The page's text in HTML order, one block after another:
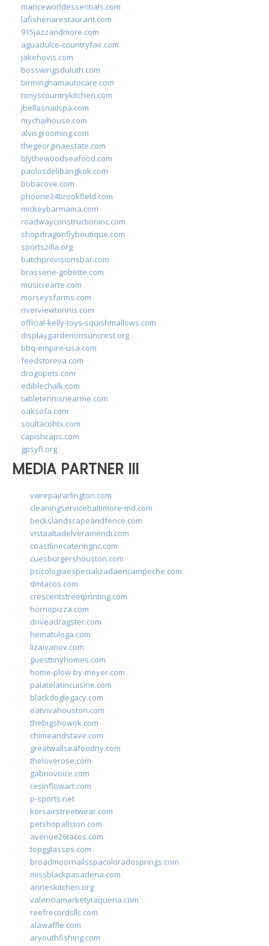
mariceworldessentials.com
lafisheriarestaurant.com
915jazzandmore.com
aguadulce-countryfair.com
jakehovis.com
bosswingsduluth.com
birminghamautocare.com
tonyscountrykitchen.com
jbellasnailspa.com
mychaihouse.com
alvisgrooming.com
thegeorginaestate.com
blythewoodseafood.com
paolosdelibangkok.com
bobacove.com
phoone24brookfield.com
mickeybarmama.com
roadwayconstructioninc.com
shopdragonflyboutique.com
sportszilla.org
batchprovisionsbar.com
brasserie-gobette.com
musicrearte.com
morseysfarms.com
riverviewtennis.com
official-kelly-toys-squishmallows.com
displaygardenonsuncrest.org
bbq-empire-usa.com
feedstoreva.com
drogopets.com
ediblechalk.com
tabletennisnearme.com
oaksofa.com
soultacohtx.com
capishcaps.com
gpsyfl.org
MEDIA PARTNER III
vwrepairarlington.com
cleaningservicebaltimore-md.com
beckslandscapeandfence.com
vistaaltadelveramendi.com
coastlinecateringnc.com
cuesburgershouston.com
psicologiaespecializadaencampeche.com
dmtacos.com
crescentstreetprinting.com
hornopizza.com
driveadragster.com
hematologa.com
lizaivanov.com
guesttinyhomes.com
home-plow-by-meyer.com
palatelatincuisine.com
blackdoglegacy.com
eatvivahouston.com
thebigshowok.com
chimeandstave.com
greatwallseafoodny.com
theloverose.com
gabriovoice.com
resinflowart.com
p-sports.net
korsairstreetwear.com
petshopallston.com
avenue26tacos.com
topgglasses.com
broadmoornailsspacoloradosprings.com
missblackpasadena.com
anneskitchen.org
valenciamarketytaqueria.com
reefrecordsllc.com
alawaffle.com
aryouthfishing.com